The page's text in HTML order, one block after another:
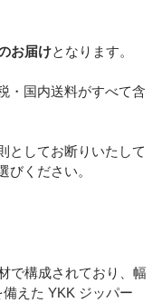
お届けとなります。
・国内送料がすべて含
としてお断りいたして
びください。
で構成されており、幅
えた YKK ジッパー